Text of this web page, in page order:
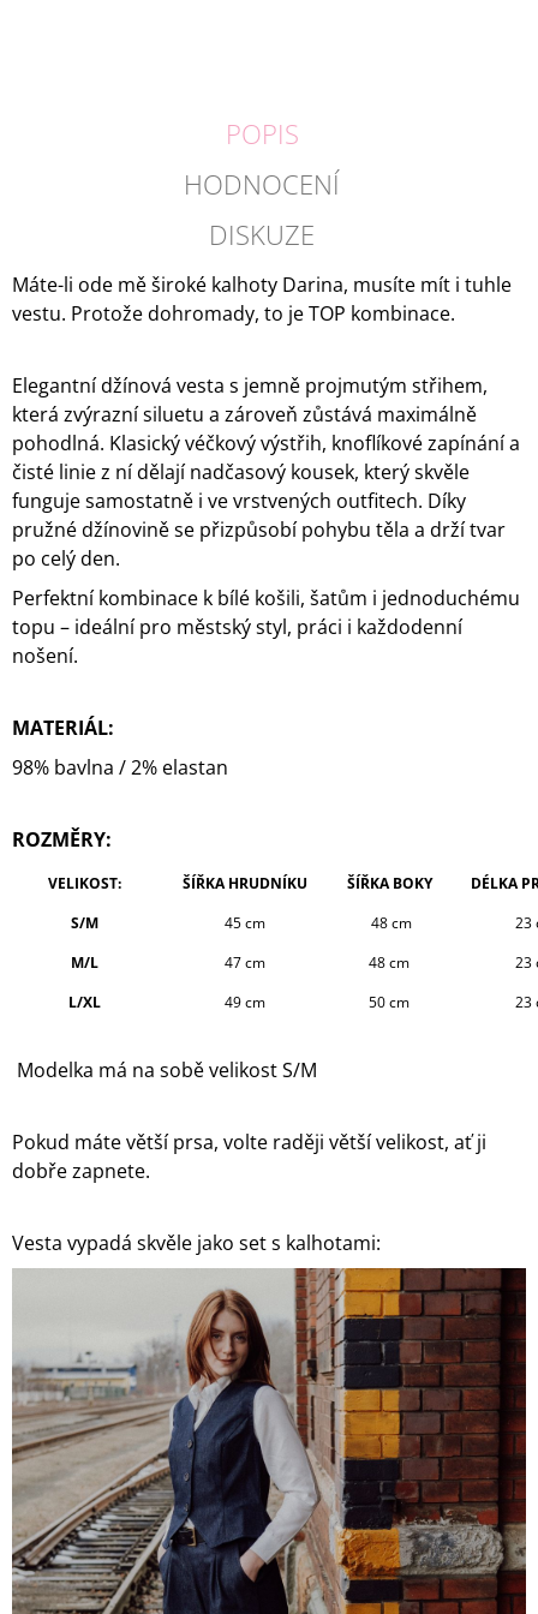
POPIS
HODNOCENÍ
DISKUZE
Máte-li ode mě široké kalhoty Darina, musíte mít i tuhle
vestu. Protože dohromady, to je TOP kombinace.
Elegantní džínová vesta s jemně projmutým střihem,
která zvýrazní siluetu a zároveň zůstává maximálně
pohodlná. Klasický véčkový výstřih, knoflíkové zapínání a
čisté linie z ní dělají nadčasový kousek, který skvěle
funguje samostatně i ve vrstvených outfitech. Díky
pružné džínovině se přizpůsobí pohybu těla a drží tvar
po celý den.
Perfektní kombinace k bílé košili, šatům i jednoduchému
topu – ideální pro městský styl, práci i každodenní
nošení.
MATERIÁL:
98% bavlna / 2% elastan
ROZMĚRY:
VELIKOST: ŠÍŘKA HRUDNÍKU ŠÍŘKA BOKY
DÉLKA
S/M
45 cm 48 cm
23
M/L
47 cm 48 cm
23
L/XL
49 cm 50 cm 23
Modelka má na sobě velikost S/M
Pokud máte větší prsa, volte raději větší velikost, ať ji
dobře zapnete.
Vesta vypadá skvěle jako set s kalhotami: